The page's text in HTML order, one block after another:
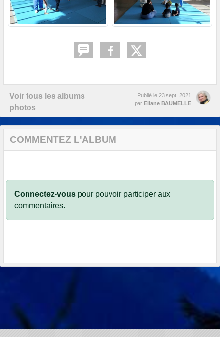
Voir tous les albums
photos
Publié le 23 sept. 2021
par Eliane BAUMELLE
COMMENTEZ L'ALBUM
Connectez-vous pour pouvoir participer aux
commentaires.